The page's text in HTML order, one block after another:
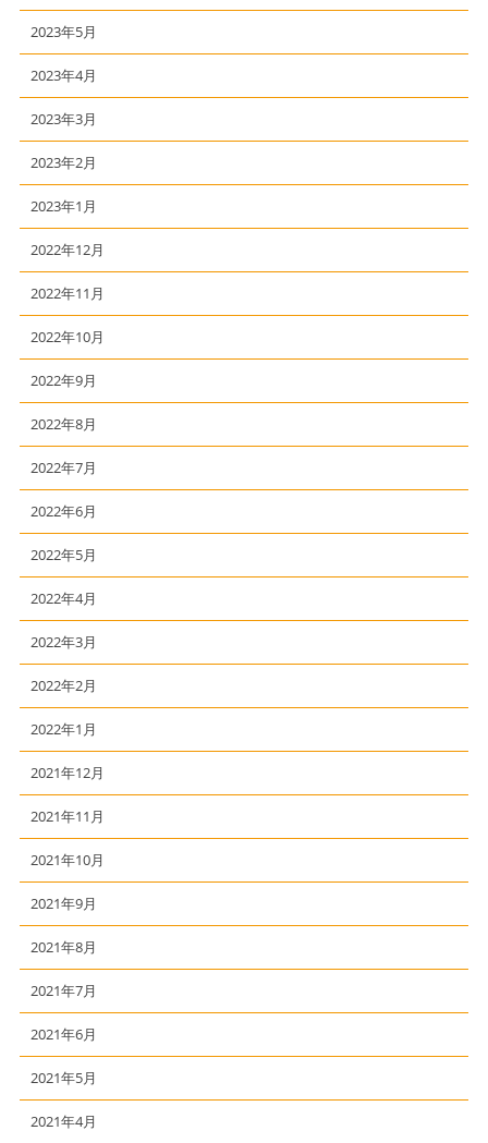
2023年5月
2023年4月
2023年3月
2023年2月
2023年1月
2022年12月
2022年11月
2022年10月
2022年9月
2022年8月
2022年7月
2022年6月
2022年5月
2022年4月
2022年3月
2022年2月
2022年1月
2021年12月
2021年11月
2021年10月
2021年9月
2021年8月
2021年7月
2021年6月
2021年5月
2021年4月